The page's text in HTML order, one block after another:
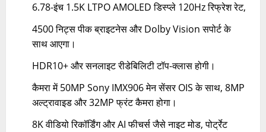
6.78-इंच 1.5K LTPO AMOLED डिस्प्ले 120Hz रिफ्रेश रेट,
4500 निट्स पीक ब्राइटनेस और Dolby Vision सपोर्ट के
साथ आएगा।
HDR10+ और सनलाइट रीडेबिलिटी टॉप-क्लास होगी।
कैमरा में 50MP Sony IMX906 मेन सेंसर OIS के साथ, 8MP
अल्ट्रावाइड और 32MP फ्रंट कैमरा होगा।
8K वीडियो रिकॉर्डिंग और AI फीचर्स जैसे नाइट मोड, पोर्ट्रेट